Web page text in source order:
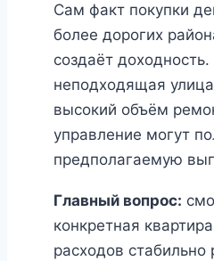
Сам факт покупки
более дорогих
создаёт
неподходящая
высокий объём
управление могут
предполагаемую
Главный вопрос:
конкретная
расходов стабильно